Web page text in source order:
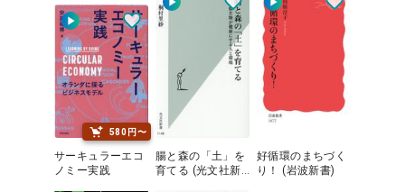
580円〜
サーキュラーエコ
ノミー実践
腸と森の「土」を
育てる (光文社新
好循環のまちづく
り！ (岩波新書)